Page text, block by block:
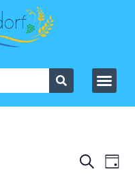
SucheTag